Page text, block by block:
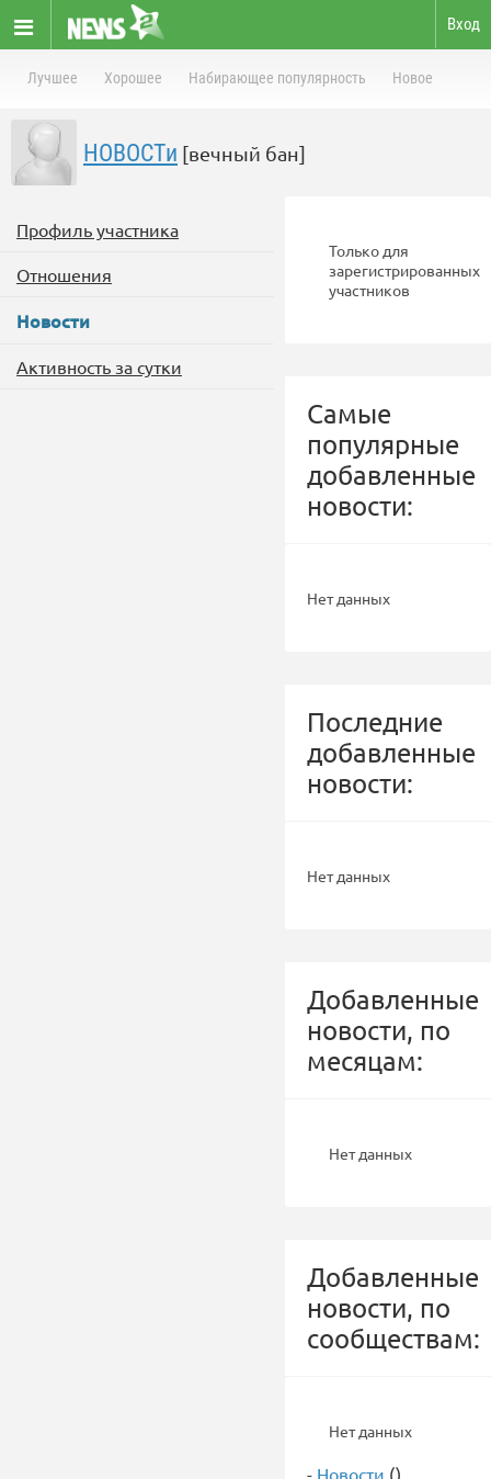
Вход
Лучшее Хорошее Набирающее популярность Новое
HOBOCTи [вечный бан]
Профиль участника
Отношения
Новости
Активность за сутки
Только для
зарегистрированных
участников
Самые
популярные
добавленные
новости:
Нет данных
Последние
добавленные
новости:
Нет данных
Добавленные
новости, по
месяцам:
Нет данных
Добавленные
новости, по
сообществам:
Нет данных
- Новости ()